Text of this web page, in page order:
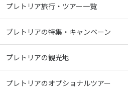
プレトリア旅行・ツアー一覧
プレトリアの特集・キャンペーン
プレトリアの観光地
プレトリアのオプショナルツアー